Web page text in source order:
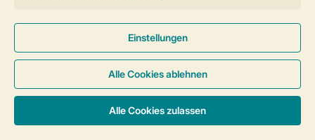
Allgemeine Bedingungen Impressum
Cookies und Banner
Barrierefreiheit